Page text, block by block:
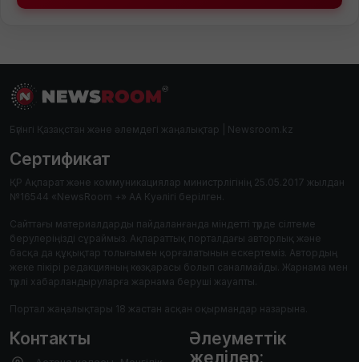
Бүгінгі Қазақстан және әлемдегі жаңалықтар | Newsroom.kz
Сертификат
ҚР Ақпарат және коммуникациялар министрлігінің 25.05.2017 жылдан
№16544 «NewsRoom +» АА Куәлігі берілген.
Сайттағы материалдарды пайдаланғанда міндетті түрде сілтеме
берулеріңізді сұраймыз. Ақпараттық порталдағы авторлық және
басқа да құқықтар толығымен қорғалатынын ескертеміз. Автордың
жеке пікірі редакцияның көзқарасы болып саналмайды. Жарнама мен
түрлі хабарландыруларға жарнама беруші жауапты.
Портал жаңалықтары 18 жастан асқан оқырмандар назарына.
Контакты
Әлеуметтік
желілер: